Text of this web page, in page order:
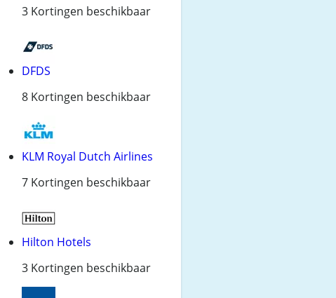
3 Kortingen beschikbaar
DFDS
8 Kortingen beschikbaar
KLM Royal Dutch Airlines
7 Kortingen beschikbaar
Hilton Hotels
3 Kortingen beschikbaar